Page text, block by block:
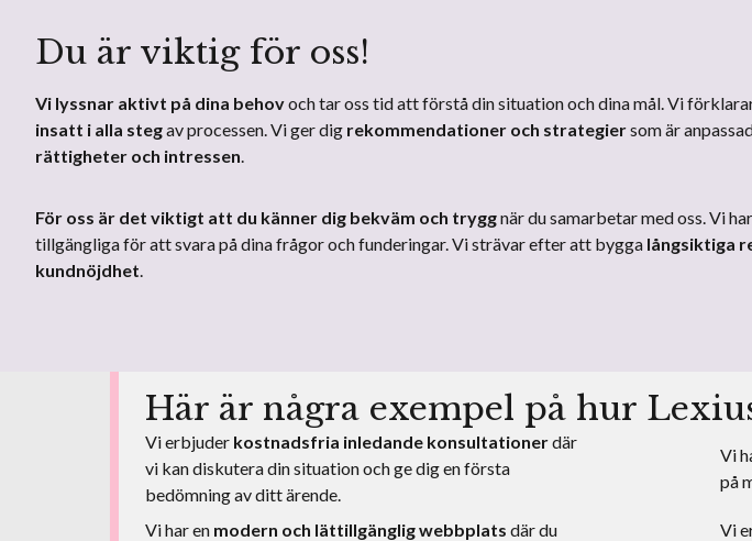
Du är viktig för oss!
Vi lyssnar aktivt på dina behovoch tar oss tid att förstå din situation och dina mål. Vi
insatt i alla stegav processen. Vi ger dig rekommendationer och strategiersom är
rättigheter och intressen.
För oss är det viktigt att du känner dig bekväm och tryggnär du samarbetar med oss. Vi
tillgängliga för att svara på dina frågor och funderingar. Vi strävar efter att bygga långsiktiga
kundnöjdhet.
Här är några exempel på hur
Vi erbjuder kostnadsfria inledande konsultationerdär
vi kan diskutera din situation och ge dig en första
bedömning av ditt ärende.
Vi
på
Vi har en modern och lättillgänglig webbplats där du
Vi